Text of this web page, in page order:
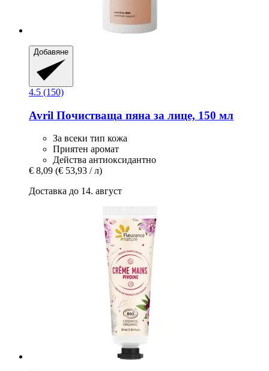
Добавяне
4.5 (150)
Avril Почистваща пяна за лице, 150 мл
За всеки тип кожа
Приятен аромат
Действа антиоксидантно
€ 8,09 (€ 53,93 / л)
Доставка до 14. август